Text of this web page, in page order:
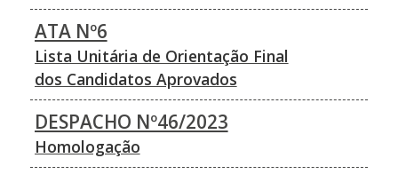
ATA Nº6
Lista Unitária de Orientação Final
dos Candidatos Aprovados
DESPACHO Nº46/2023
Homologação